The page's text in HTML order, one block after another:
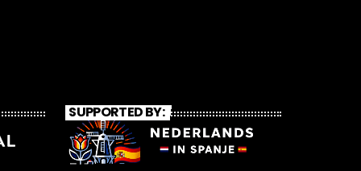
SUPPORTED BY: